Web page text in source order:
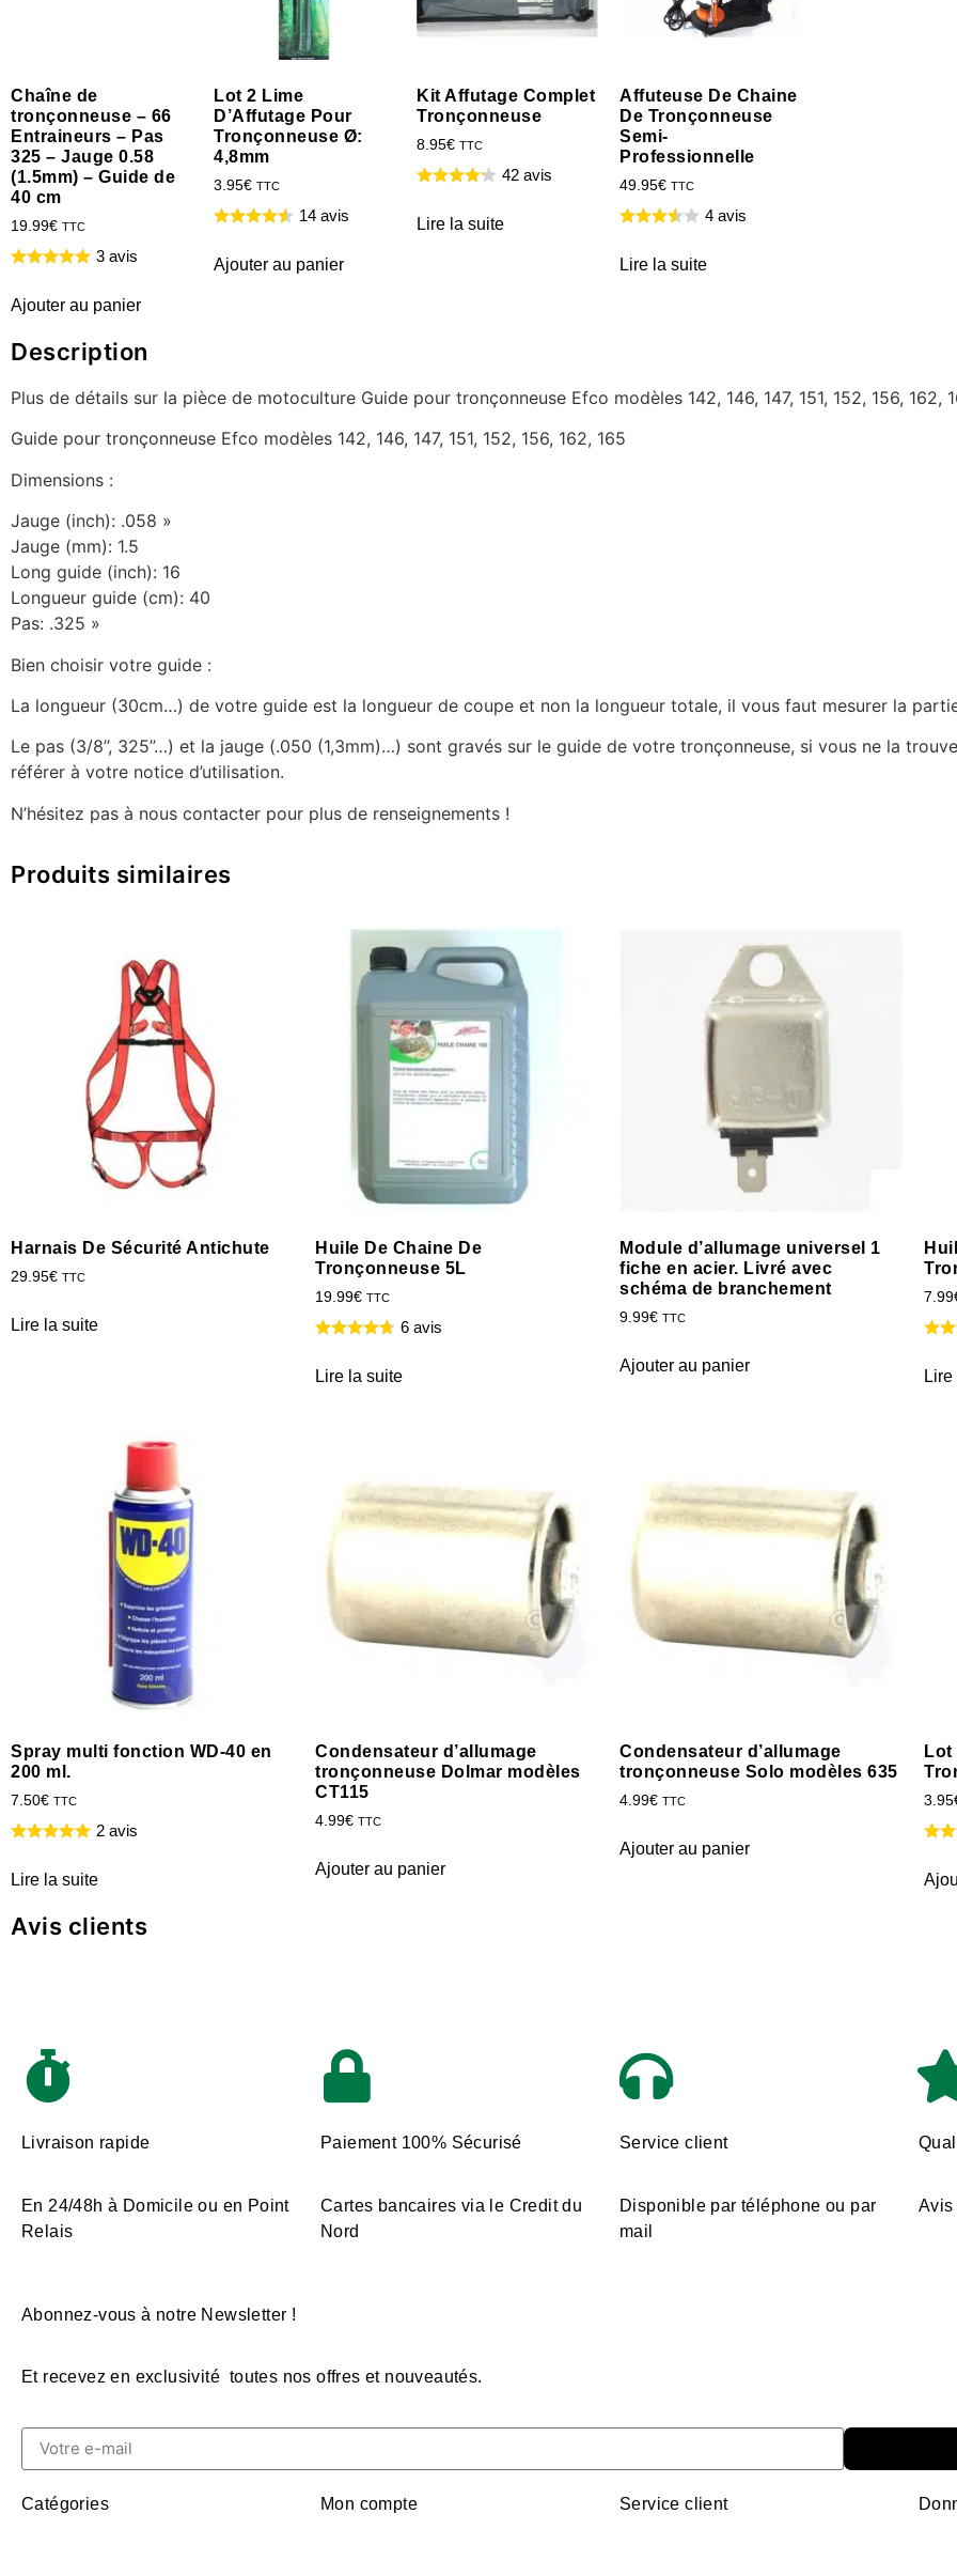
Chaîne de
tronçonneuse – 66
Entraineurs – Pas
325 – Jauge 0.58
(1.5mm) – Guide de
40 cm
19.99€ TTC
3 avis
Ajouter au panier
Lot 2 Lime
D’Affutage Pour
Tronçonneuse Ø:
4,8mm
3.95€ TTC
14 avis
Ajouter au panier
Kit Affutage Complet
Tronçonneuse
8.95€ TTC
42 avis
Lire la suite
Affuteuse De Chaine
De Tronçonneuse
Semi-
Professionnelle
49.95€ TTC
4 avis
Lire la suite
Description
Plus de détails sur la pièce de motoculture Guide pour tronçonneuse Efco modèles 142, 146, 147, 151, 152, 156, 162,
Guide pour tronçonneuse Efco modèles 142, 146, 147, 151, 152, 156, 162, 165
Dimensions :
Jauge (inch): .058 »
Jauge (mm): 1.5
Long guide (inch): 16
Longueur guide (cm): 40
Pas: .325 »
Bien choisir votre guide :
La longueur (30cm…) de votre guide est la longueur de coupe et non la longueur totale, il vous faut mesurer la
Le pas (3/8’’, 325’’…) et la jauge (.050 (1,3mm)…) sont gravés sur le guide de votre tronçonneuse, si vous ne la
référer à votre notice d’utilisation.
N’hésitez pas à nous contacter pour plus de renseignements !
Produits similaires
Harnais De Sécurité Antichute
29.95€ TTC
Lire la suite
Huile De Chaine De
Tronçonneuse 5L
19.99€ TTC
6 avis
Lire la suite
Module d’allumage universel 1
fiche en acier. Livré avec
schéma de branchement
9.99€ TTC
Ajouter au panier
7.99
Spray multi fonction WD-40 en
200 ml.
7.50€ TTC
2 avis
Lire la suite
Condensateur d’allumage
tronçonneuse Dolmar modèles
CT115
4.99€ TTC
Ajouter au panier
Condensateur d’allumage
tronçonneuse Solo modèles 635
4.99€ TTC
Ajouter au panier
Lot
3.95
Avis clients
Livraison rapide
En 24/48h à Domicile ou en Point
Relais
Paiement 100% Sécurisé
Cartes bancaires via le Credit du
Nord
Service client
Disponible par téléphone ou par
mail
Avis
Abonnez-vous à notre Newsletter !
Et recevez en exclusivité toutes nos offres et nouveautés.
Catégories Mon compte Service client